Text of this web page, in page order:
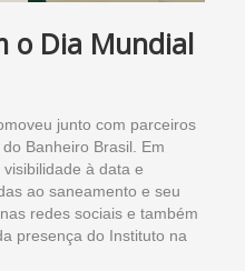
o Dia Mundial
junto com parceiros
Banheiro Brasil. Em
à data e
ao saneamento e seu
redes sociais e também
presença do Instituto na